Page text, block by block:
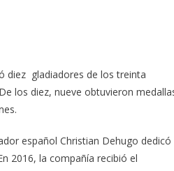
diez gladiadores de los treinta
los diez, nueve obtuvieron
español Christian Dehugo dedicó
2016, la compañía recibió el